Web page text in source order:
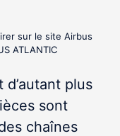
sur le site Airbus
ATLANTIC
plus
sont
chaînes